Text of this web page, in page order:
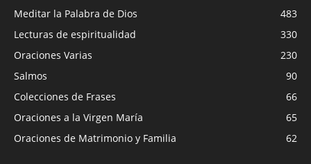
Meditar la Palabra de Dios
483
Lecturas de espiritualidad
330
Oraciones Varias
230
Salmos
90
Colecciones de Frases
66
Oraciones a la Virgen María
65
Oraciones de Matrimonio y Familia
62